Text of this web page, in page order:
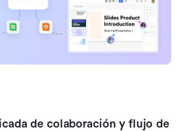
de colaboración y flujo de